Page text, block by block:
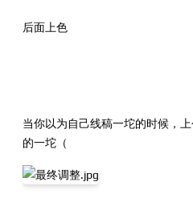
后面上色
当你以为自己线稿一坨的时候，
的一坨（